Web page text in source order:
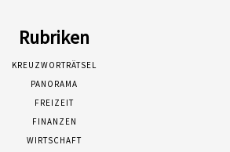
Rubriken
KREUZWORTRÄTSEL
PANORAMA
FREIZEIT
FINANZEN
WIRTSCHAFT